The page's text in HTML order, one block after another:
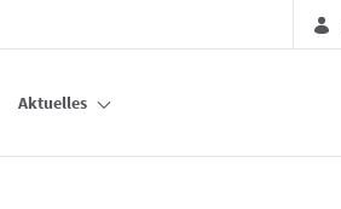
Aktuelles